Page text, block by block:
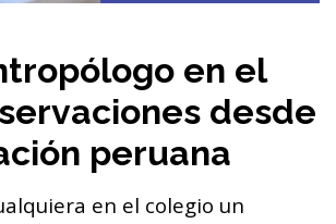
en el
desde
peruana
en el colegio un